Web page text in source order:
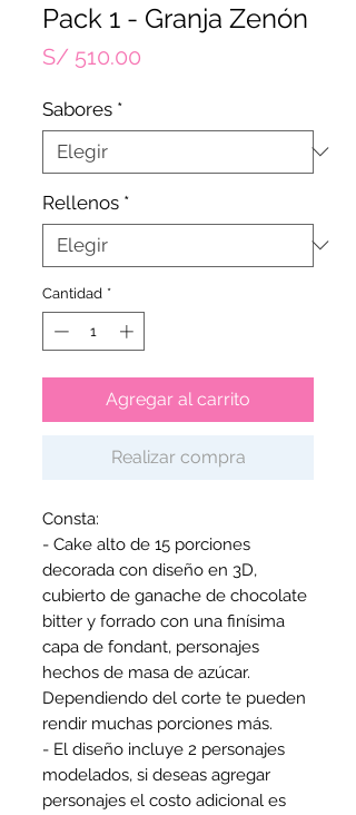
Pack 1 - Granja Zenón
S/ 510.00
Sabores *
Rellenos *
Cantidad *
Agregar al carrito
Realizar compra
Consta:
- Cake alto de 15 porciones
decorada con diseño en 3D,
cubierto de ganache de chocolate
bitter y forrado con una finísima
capa de fondant, personajes
hechos de masa de azúcar.
Dependiendo del corte te pueden
rendir muchas porciones más.
- El diseño incluye 2 personajes
modelados, si deseas agregar
personajes el costo adicional es